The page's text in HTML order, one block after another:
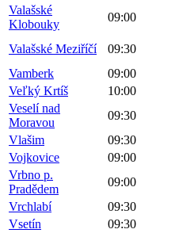
Valašské
Klobouky
09:00
Valašské Meziříčí 09:30
Vamberk
09:00
Veľký Krtíš
10:00
Veselí nad
Moravou
09:30
Vlašim
09:30
Vojkovice
09:00
Vrbno p.
Pradědem
09:00
Vrchlabí
09:30
Vsetín
09:30